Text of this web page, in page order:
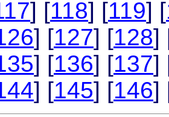
] [118] [119] [
] [127] [128]
] [136] [137]
] [145] [146]